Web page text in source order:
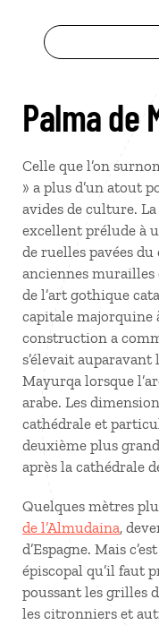
Palma de
Celle que l’on
» a plus d’un atout
avides de culture.
excellent prélude à
de ruelles pavées
anciennes murailles
de l’art gothique
capitale majorquine
construction a
s’élevait
Mayurqa lorsque
arabe. Les
cathédrale et
deuxième plus
après la cathédrale
Quelques mètres
de l’Almudaina,
d’Espagne. Mais
épiscopal qu’il faut
poussant les grilles
les citronniers et